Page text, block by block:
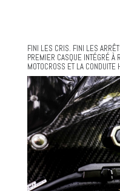
FINI LES CRIS. FINI LES
PREMIER CASQUE INTÉGRÉ
MOTOCROSS ET LA CONDUITE